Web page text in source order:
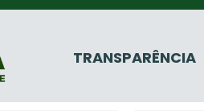
TRANSPARÊNCIA